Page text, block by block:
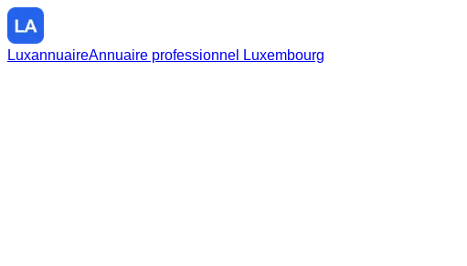
LuxannuaireAnnuaire professionnel Luxembourg